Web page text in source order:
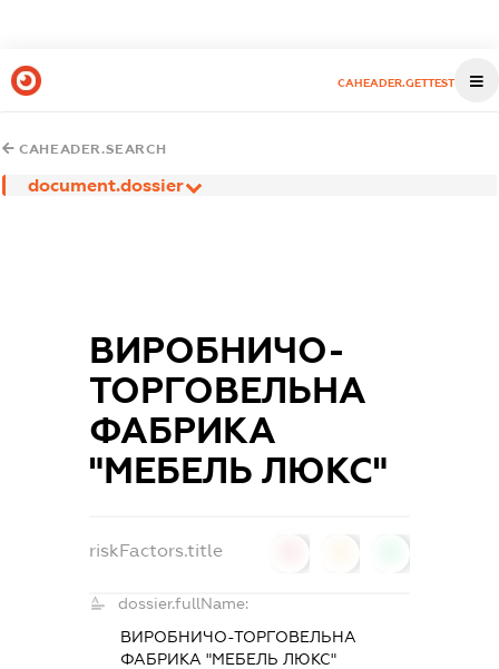
CAHEADER.GETTEST
CAHEADER.SEARCH
document.dossier
ВИРОБНИЧО-
ТОРГОВЕЛЬНА
ФАБРИКА
"МЕБЕЛЬ ЛЮКС"
riskFactors.title
dossier.fullName:
ВИРОБНИЧО-ТОРГОВЕЛЬНА
ФАБРИКА "МЕБЕЛЬ ЛЮКС"